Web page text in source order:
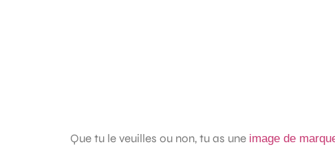
Que tu le veuilles ou non, tu as une image de